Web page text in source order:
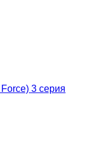
3 серия